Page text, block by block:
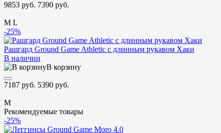
9853 руб. 7390 руб.
M L
-25%
Рашгард Ground Game Athletic с длинным рукавом Хаки
В наличии
В корзину
7187 руб. 5390 руб.
M
Рекомендуемые товары
-25%